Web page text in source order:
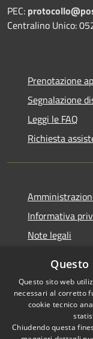
PEC:
Centralino Unico:
Prenotazione
Segnalazione
Leggi le FAQ
Richiesta
Informativa
Note legali
Accessibilità
Questo sito web
necessari al corretto
cookie tecnico
Chiudendo questa